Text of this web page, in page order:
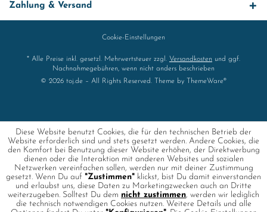
Zahlung & Versand
Cookie-Einstellungen
* Alle Preise inkl. gesetzl. Mehrwertsteuer zzgl. Versandkosten und ggf.
Nachnahmegebühren, wenn nicht anders beschrieben
© 2026 toj.de – All Rights Reserved. Theme by
ThemeWare®
Diese Website benutzt Cookies, die für den technischen Betrieb der
Website erforderlich sind und stets gesetzt werden. Andere Cookies, die
den Komfort bei Benutzung dieser Website erhöhen, der Direktwerbung
dienen oder die Interaktion mit anderen Websites und sozialen
Netzwerken vereinfachen sollen, werden nur mit deiner Zustimmung
gesetzt. Wenn Du auf "Zustimmen" klickst, bist Du damit einverstanden
und erlaubst uns, diese Daten zu Marketingzwecken auch an Dritte
weiterzugeben. Solltest Du dem nicht zustimmen, werden wir lediglich
die technisch notwendigen Cookies nutzen. Weitere Details und alle